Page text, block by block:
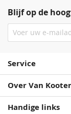
Blijf op de
Service
Over Van
Handige links